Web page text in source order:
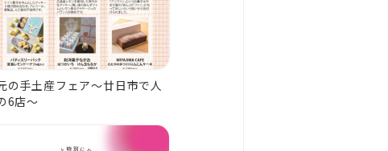
の手土産フェア～廿日市で人
6店～